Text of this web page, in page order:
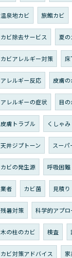
温泉地カビ 旅館カビ
カビ除去サービス 夏
カビアレルギー対策
アレルギー反応 皮膚
アレルギーの症状 目の
皮膚トラブル くしゃみ
天井ジプトーン スーパ
カビの発生源 呼吸困難
業者 カビ菌 見積り
残暑対策 科学的アプロ
木の柱のカビ 検査
カビ対策アドバイス